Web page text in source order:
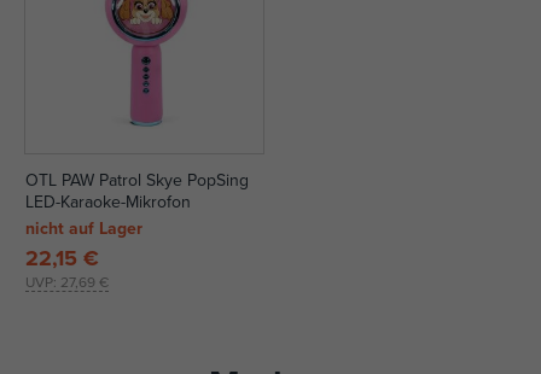
OTL PAW Patrol Skye PopSing
LED-Karaoke-Mikrofon
nicht auf Lager
UVP: 27,69 €
22,15 €